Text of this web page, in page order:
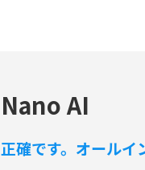
Nano AI
正確です。オールイ